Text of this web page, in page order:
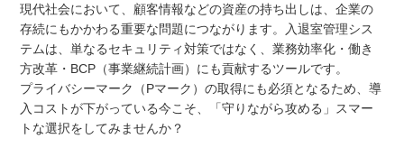
現代社会において、顧客情報などの資産の持ち出しは、企業の
存続にもかかわる重要な問題につながります。入退室管理シス
テムは、単なるセキュリティ対策ではなく、業務効率化・働き
方改革・BCP（事業継続計画）にも貢献するツールです。
プライバシーマーク（Pマーク）の取得にも必須となるため、導
入コストが下がっている今こそ、「守りながら攻める」スマー
トな選択をしてみませんか？